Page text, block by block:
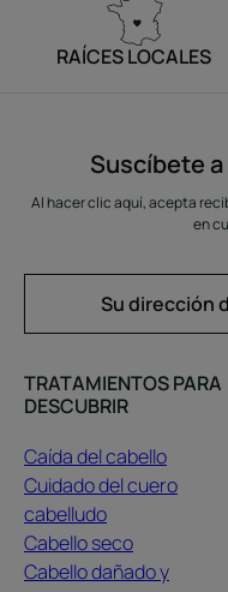
RAÍCES LOCALES
Suscíbete
Al hacer clic aquí, acepta
en
Su dirección
TRATAMIENTOS PARA
DESCUBRIR
Caída del cabello
Cuidado del cuero
cabelludo
Cabello seco
Cabello dañado y